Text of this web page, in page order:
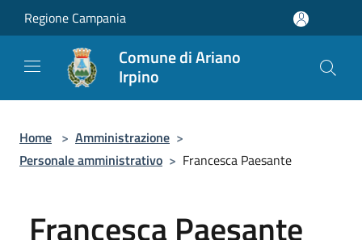
Salta al contenuto principale
Regione Campania
Comune di Ariano
Irpino
Home > Amministrazione >
Personale amministrativo > Francesca Paesante
Francesca Paesante